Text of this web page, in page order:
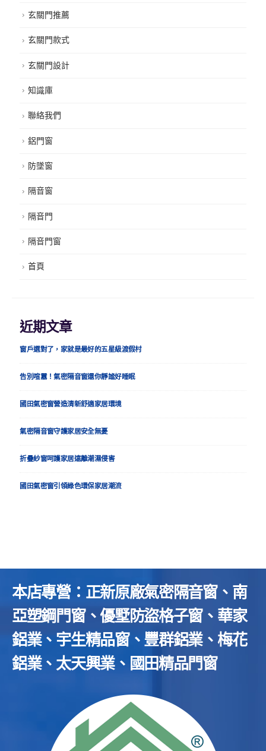
玄關門推薦
玄關門款式
玄關門設計
知識庫
聯絡我們
鋁門窗
防墜窗
隔音窗
隔音門
隔音門窗
首頁
近期文章
窗戶選對了，家就是最好的五星級渡假村
告別喧囂！氣密隔音窗還你靜謐好睡眠
國田氣密窗營造清新舒適家居環境
氣密隔音窗守護家居安全無憂
折疊紗窗呵護家居遠離潮濕侵害
國田氣密窗引領綠色環保家居潮流
本店專營：正新原廠氣密隔音窗、南
亞塑鋼門窗、優墅防盜格子窗、華家
鋁業、宇生精品窗、豐群鋁業、梅花
鋁業、太天興業、國田精品門窗